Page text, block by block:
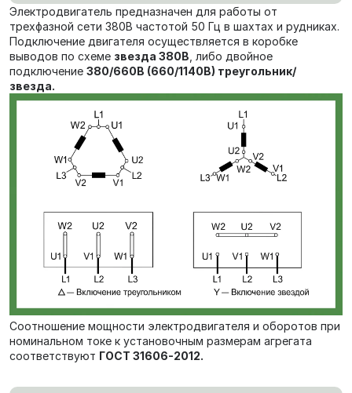
Электродвигатель предназначен для работы от
трехфазной сети 380В частотой 50 Гц в шахтах и рудниках.
Подключение двигателя осуществляется в коробке
выводов по схеме звезда 380В , либо двойное
подключение 380/660В (660/1140В) треугольник/
звезда.
Соотношение мощности электродвигателя и оборотов при
номинальном токе к установочным размерам агрегата
соответствуют ГОСТ 31606-2012.